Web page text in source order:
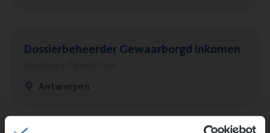
Dos­sier­be­heer­der Gewaar­borgd Inkomen
Antwerpen